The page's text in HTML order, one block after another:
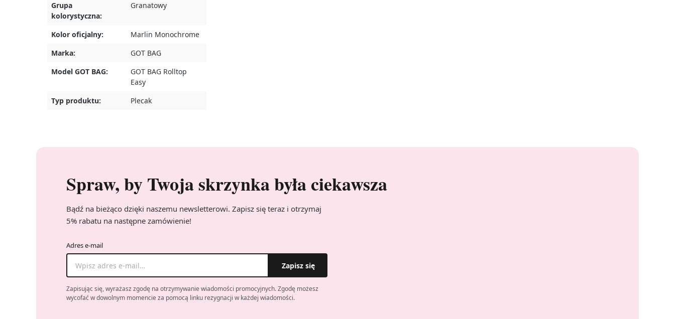
Grupa
kolorystyczna:
Granatowy
Kolor oficjalny:
Marlin Monochrome
Marka:
GOT BAG
Model GOT BAG:
GOT BAG Rolltop
Easy
Typ produktu:
Plecak
Spraw, by Twoja skrzynka była ciekawsza
Bądź na bieżąco dzięki naszemu newsletterowi. Zapisz się teraz i otrzymaj
5% rabatu na następne zamówienie!
Adres e-mail
Zapisz się
Zapisując się, wyrażasz zgodę na otrzymywanie wiadomości promocyjnych. Zgodę możesz
wycofać w dowolnym momencie za pomocą linku rezygnacji w każdej wiadomości.